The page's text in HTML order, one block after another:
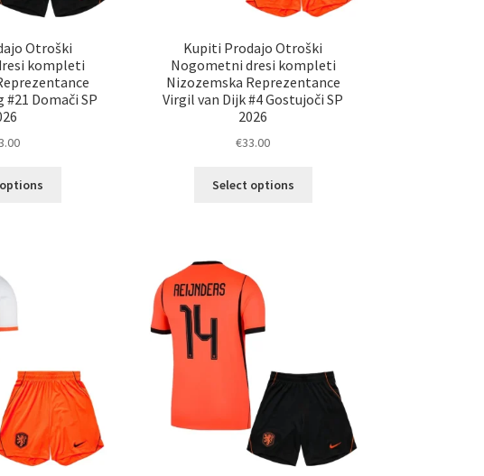
Otroški
kompleti
#21 Domači SP
izdelka
Kupiti Prodajo Otroški
Nogometni dresi kompleti
Nizozemska Reprezentance
Virgil van Dijk #4 Gostujoči SP
2026
€33.00
Select options
izdelka